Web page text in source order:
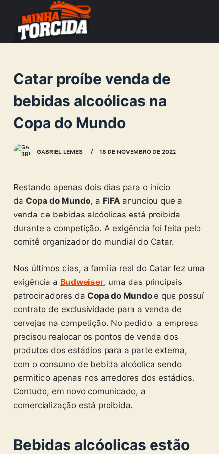
o
c
o
n
e
Catar proíbe venda de
bebidas alcoólicas na
Copa do Mundo
GABRIEL LEMES 18 DE NOVEMBRO DE 2022
Restando apenas dois dias para o início
da Copa do Mundo, a FIFA anunciou que a
venda de bebidas alcóolicas está proibida
durante a competição. A exigência foi feita pelo
comitê organizador do mundial do Catar.
Nos últimos dias, a família real do Catar fez uma
exigência a Budweiser, uma das principais
patrocinadores da Copa do Mundo e que possuí
contrato de exclusividade para a venda de
cervejas na competição. No pedido, a empresa
precisou realocar os pontos de venda dos
produtos dos estádios para a parte externa,
com o consumo de bebida alcóolica sendo
permitido apenas nos arredores dos estádios.
Contudo, em novo comunicado, a
comercialização está proibida.
Bebidas alcóolicas estão